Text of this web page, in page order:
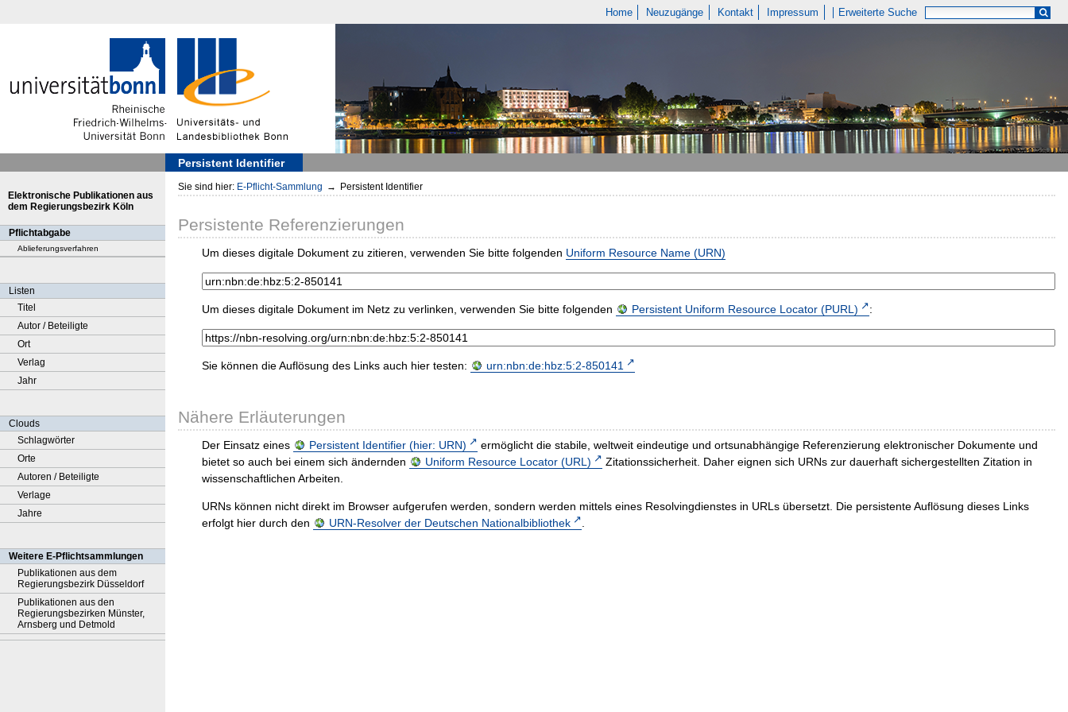
Home Neuzugänge Kontakt Impressum Erweiterte Suche
Persistent Identifier
Elektronische Publikationen aus
dem Regierungsbezirk Köln
Pflichtabgabe
Ablieferungsverfahren
Listen
Titel
Autor / Beteiligte
Ort
Verlag
Jahr
Clouds
Schlagwörter
Orte
Autoren / Beteiligte
Verlage
Jahre
Weitere E-Pflichtsammlungen
Publikationen aus dem
Regierungsbezirk Düsseldorf
Publikationen aus den
Regierungsbezirken Münster,
Arnsberg und Detmold
Sie sind hier: E-Pflicht-Sammlung → Persistent Identifier
Persistente Referenzierungen
Um dieses digitale Dokument zu zitieren, verwenden Sie bitte folgenden Uniform Resource Name (URN)
Um dieses digitale Dokument im Netz zu verlinken, verwenden Sie bitte folgenden Persistent Uniform Resource Locator (PURL) :
Sie können die Auflösung des Links auch hier testen: urn:nbn:de:hbz:5:2-850141
Nähere Erläuterungen
Der Einsatz eines Persistent Identifier (hier: URN)
ermöglicht die stabile, weltweit eindeutige und ortsunabhängige Referenzierung elektronischer Dokumente und
bietet so auch bei einem sich ändernden
Uniform Resource Locator (URL)
Zitationssicherheit. Daher eignen sich URNs zur dauerhaft sichergestellten Zitation in
wissenschaftlichen Arbeiten.
URNs können nicht direkt im Browser aufgerufen werden, sondern werden mittels eines Resolvingdienstes in URLs übersetzt. Die persistente Auflösung dieses Links
erfolgt hier durch den
URN-Resolver der Deutschen Nationalbibliothek .